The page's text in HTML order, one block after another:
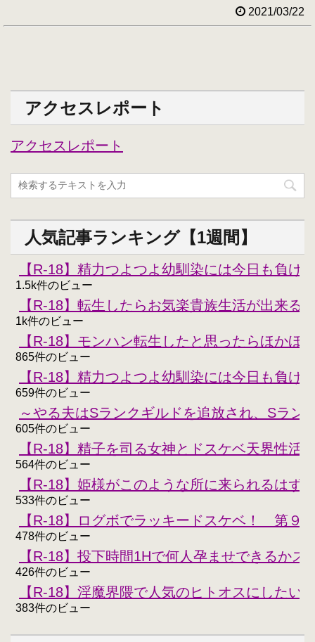
2021/03/22
アクセスレポート
アクセスレポート
人気記事ランキング【1週間】
【R-18】精力つよつよ幼馴染には今日も負け
1.5k件のビュー
【R-18】転生したらお気楽貴族生活が出来
1k件のビュー
【R-18】モンハン転生したと思ったらほかほ
865件のビュー
【R-18】精力つよつよ幼馴染には今日も負け
659件のビュー
～やる夫はSランクギルドを追放され、Sラン
605件のビュー
【R-18】精子を司る女神とドスケベ天界性活
564件のビュー
【R-18】姫様がこのような所に来られるはず
533件のビュー
【R-18】ログボでラッキードスケベ！ 第９
478件のビュー
【R-18】投下時間1Hで何人孕ませできるか
426件のビュー
【R-18】淫魔界隈で人気のヒトオスにしたい
383件のビュー